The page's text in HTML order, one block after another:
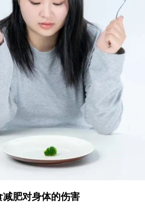
减肥对身体的伤害